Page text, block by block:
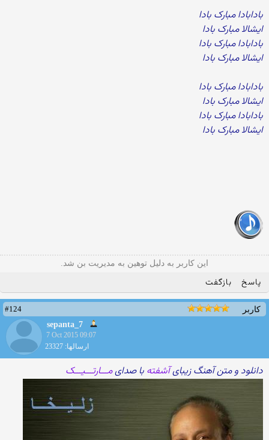
بادابادا مبارک بادا
ایشالا مبارک بادا
بادابادا مبارک بادا
ایشالا مبارک بادا
بادابادا مبارک بادا
ایشالا مبارک بادا
بادابادا مبارک بادا
ایشالا مبارک بادا
این کاربر به دلیل توهین به مدیریت بن شد.
پاسخ بازگفت
کاربر
#124
sepanta_7
7 Oct 2015 09:07
ارسالها: 23327
دانلود و متن آهنگ زیبایآشفته با صدایمـــارتـــیـــک